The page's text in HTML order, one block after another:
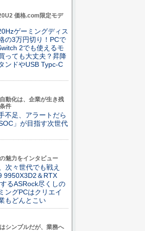
価格.com限定モデ
ゲーミングディス
の3万円切り！PCで
2でも使えるモ
っても大丈夫？昇降
ンドやUSB Typc-C
動化は、企業が生き残
件
不足、アラートだら
」が目指す次世代
魅力をインタビュー
次々世代でも戦え
9950X3D2＆RTX
るASRock尽くしの
ングPCはクリエイ
もどんとこい
シンプルだが、業務へ